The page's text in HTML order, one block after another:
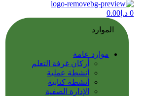
0 د.إ 0.00
الموارد
موارد عامة
أركان غرفة التعلم
أنشطة عملية
أنشطة كتابية
الإدارة الصفية